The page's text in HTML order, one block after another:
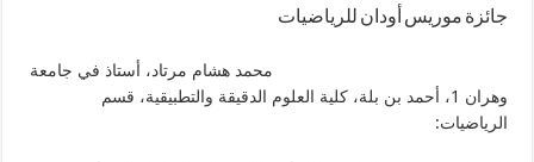
جائزة موريس أودان للرياضيات
محمد هشام مرتاد، أستاذ في جامعة
وهران 1، أحمد بن بلة، كلية العلوم الدقيقة والتطبيقية، قسم
الرياضيات: